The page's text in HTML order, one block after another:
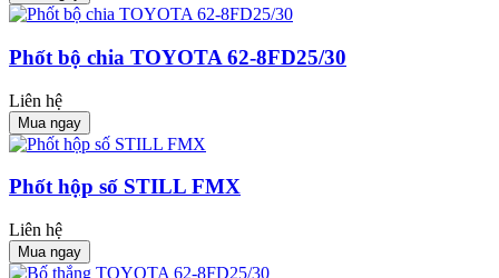
Phốt bộ chia TOYOTA 62-8FD25/30
Liên hệ
Mua ngay
Phốt hộp số STILL FMX
Liên hệ
Mua ngay